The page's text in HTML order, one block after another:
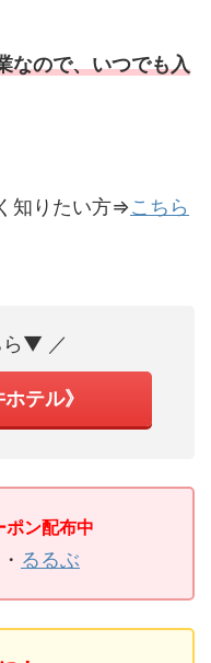
なので、いつでも入
知りたい方⇒こちら
ら▼ ／
テル》
ポン配布中
・ るるぶ